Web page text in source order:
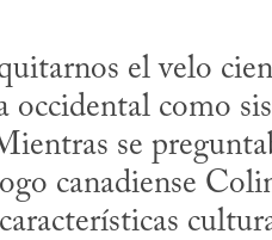
el velo
occidental como
se
canadiense